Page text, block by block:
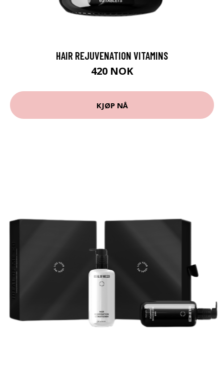
HAIR REJUVENATION VITAMINS
420 NOK
KJØP NÅ